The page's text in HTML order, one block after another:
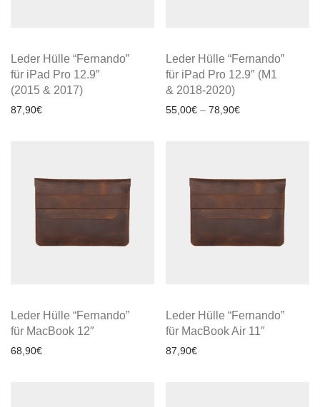
Leder Hülle “Fernando”
für iPad Pro 12.9″
(2015 & 2017)
87,90€
Leder Hülle “Fernando”
für iPad Pro 12.9″ (M1
& 2018-2020)
55,00€ – 78,90€
Leder Hülle “Fernando”
für MacBook 12″
68,90€
Leder Hülle “Fernando”
für MacBook Air 11″
87,90€